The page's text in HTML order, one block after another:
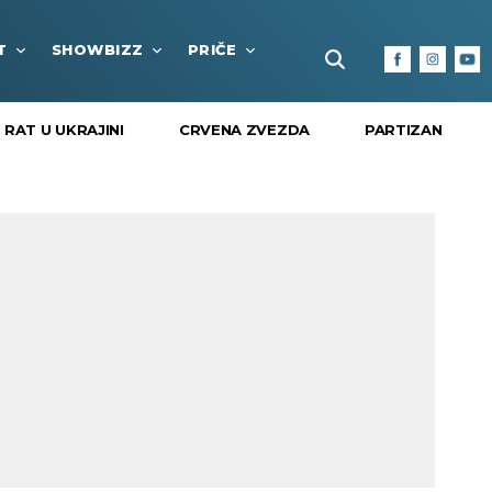
SHOWBIZZ PRIČE FUN BOX KULTURA I
RAT U UKRAJINI CRVENA ZVEZDA PARTIZAN